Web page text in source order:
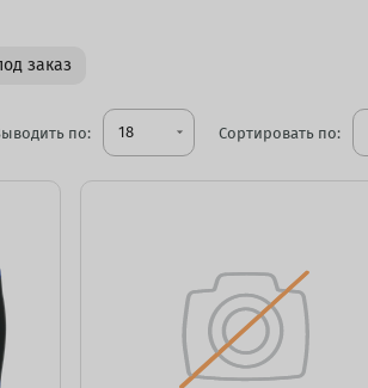
заказ
по: 18 arrow_drop_down Сортировать по: